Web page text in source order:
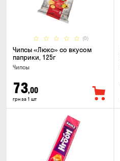
(0)
Чипсы «Люкс» со вкусом
паприки, 125г
Чипсы
73,00
грн за 1 шт